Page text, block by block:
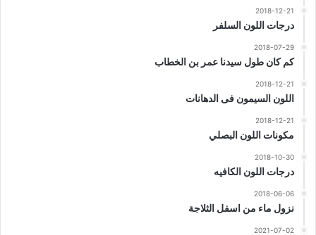
2018-12-21
درجات اللون السلفر
2018-07-29
كم كان طول سيدنا عمر بن الخطاب
2018-12-21
اللون السيمون فى الدهانات
2018-12-21
مكونات اللون البصلي
2018-10-30
درجات اللون الكافيه
2018-06-06
نزول ماء من اسفل الثلاجة
2021-07-02